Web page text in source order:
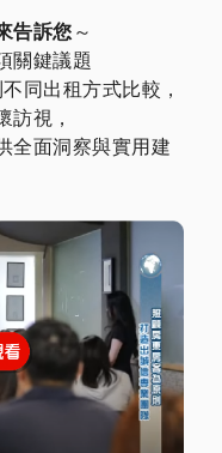
告訴您 ～
關鍵議題
同出租方式比較，
訪視，
全面洞察與實用建